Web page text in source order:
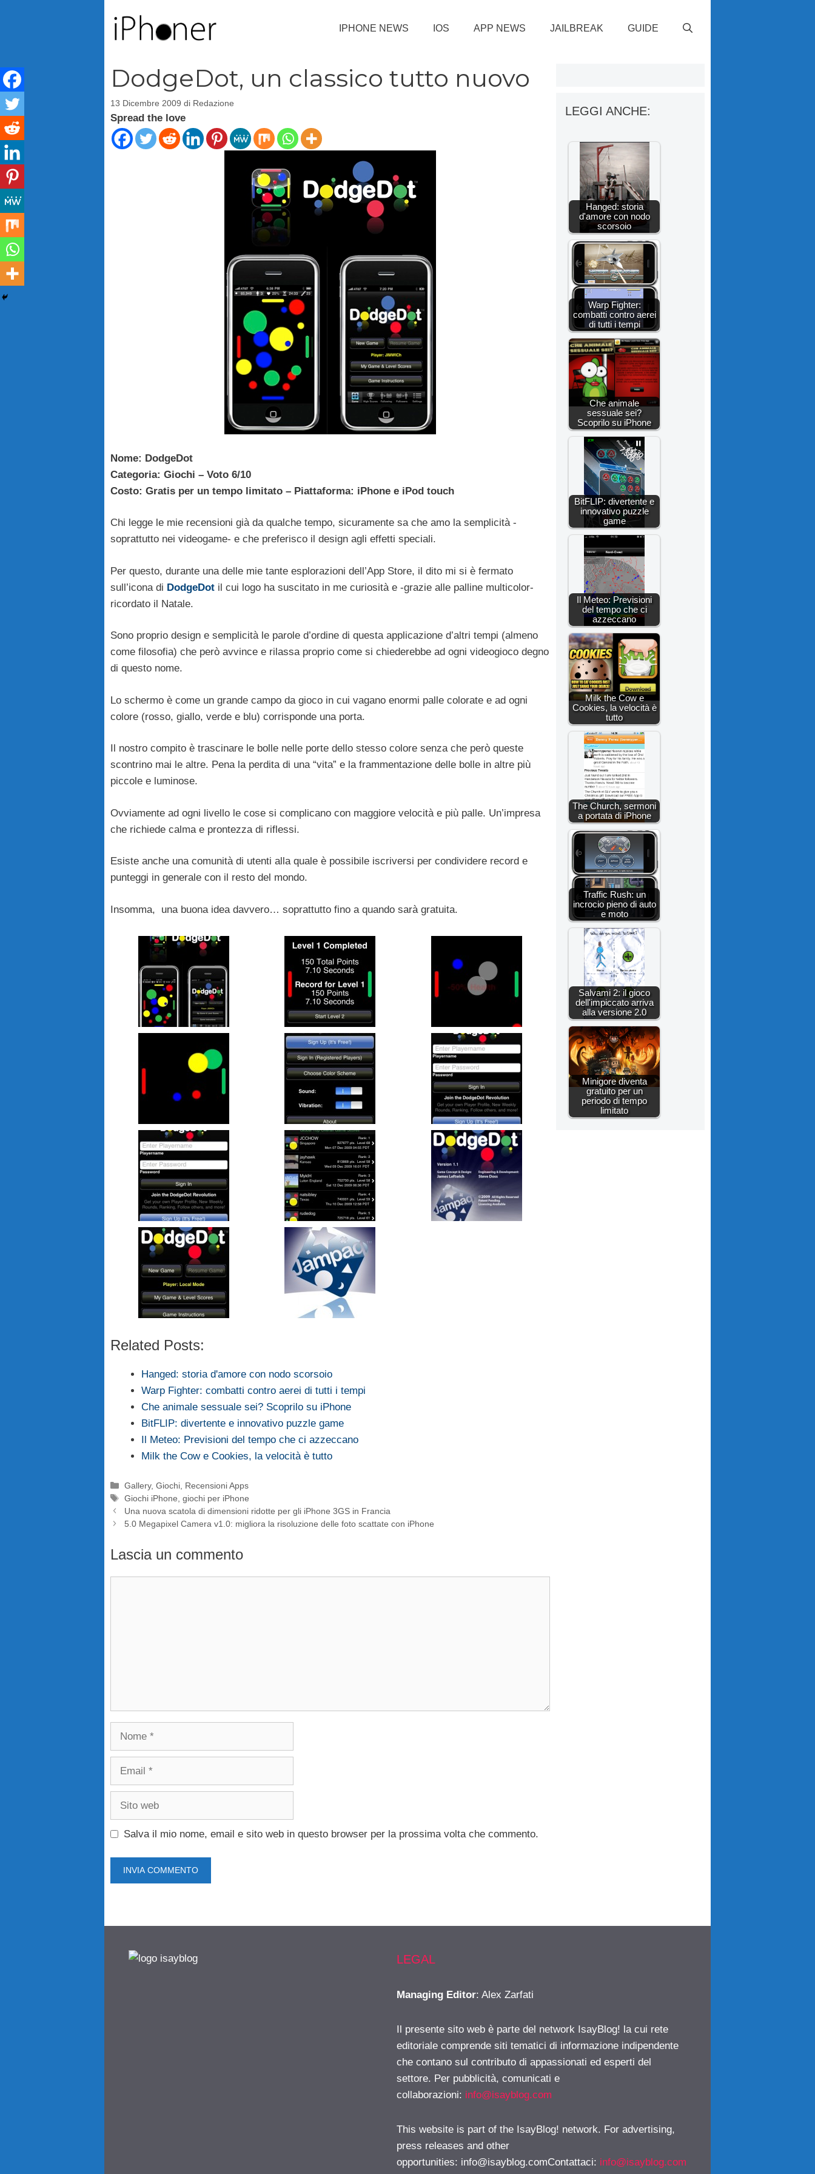
IPHONE NEWS IOS APP NEWS JAILBREAK GUIDE
DodgeDot, un classico tutto nuovo
13 Dicembre 2009 di Redazione
Spread the love
Nome: DodgeDot
Categoria: Giochi – Voto 6/10
Costo: Gratis per un tempo limitato – Piattaforma: iPhone e iPod touch
Chi legge le mie recensioni già da qualche tempo, sicuramente sa che amo la semplicità -
soprattutto nei videogame- e che preferisco il design agli effetti speciali.
Per questo, durante una delle mie tante esplorazioni dell’App Store, il dito mi si è fermato
sull’icona di DodgeDot il cui logo ha suscitato in me curiosità e -grazie alle palline multicolor-
ricordato il Natale.
Sono proprio design e semplicità le parole d’ordine di questa applicazione d’altri tempi (almeno
come filosofia) che però avvince e rilassa proprio come si chiederebbe ad ogni videogioco degno
di questo nome.
Lo schermo è come un grande campo da gioco in cui vagano enormi palle colorate e ad ogni
colore (rosso, giallo, verde e blu) corrisponde una porta.
Il nostro compito è trascinare le bolle nelle porte dello stesso colore senza che però queste
scontrino mai le altre. Pena la perdita di una “vita” e la frammentazione delle bolle in altre più
piccole e luminose.
Ovviamente ad ogni livello le cose si complicano con maggiore velocità e più palle. Un’impresa
che richiede calma e prontezza di riflessi.
Esiste anche una comunità di utenti alla quale è possibile iscriversi per condividere record e
punteggi in generale con il resto del mondo.
Insomma, una buona idea davvero… soprattutto fino a quando sarà gratuita.
Related Posts:
Hanged: storia d'amore con nodo scorsoio
Warp Fighter: combatti contro aerei di tutti i tempi
Che animale sessuale sei? Scoprilo su iPhone
BitFLIP: divertente e innovativo puzzle game
Il Meteo: Previsioni del tempo che ci azzeccano
Milk the Cow e Cookies, la velocità è tutto
Categorie
Gallery,Giochi Recensioni Apps
Tag
Giochi iPhone ,giochi per iPhone
Una nuova scatola di dimensioni ridotte per gli iPhone 3GS in Francia
5.0 Megapixel Camera v1.0: migliora la risoluzione delle foto scattate con iPhone
Lascia un commento
Salva il mio nome, email e sito web in questo browser per la prossima volta che commento.
LEGGI ANCHE:
Hanged: storia
d'amore con nodo
scorsoio
Warp Fighter:
combatti contro aerei
di tutti i tempi
Che animale
sessuale sei?
Scoprilo su iPhone
BitFLIP: divertente e
innovativo puzzle
game
Il Meteo: Previsioni
del tempo che ci
azzeccano
Milk the Cow e
Cookies, la velocità è
tutto
The Church, sermoni
a portata di iPhone
Traffic Rush: un
incrocio pieno di auto
e moto
Salvami 2: il gioco
dell'impiccato arriva
alla versione 2.0
Minigore diventa
gratuito per un
periodo di tempo
limitato
LEGAL
Managing Editor: Alex Zarfati
Il presente sito web è parte del network IsayBlog! la cui rete
editoriale comprende siti tematici di informazione indipendente
che contano sul contributo di appassionati ed esperti del
settore. Per pubblicità, comunicati e
collaborazioni: info@isayblog.com
This website is part of the IsayBlog! network. For advertising,
press releases and other
opportunities: info@isayblog.comContattaci: info@isayblog.com